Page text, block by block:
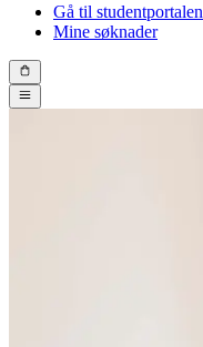
Gå til studentportalen
Mine søknader